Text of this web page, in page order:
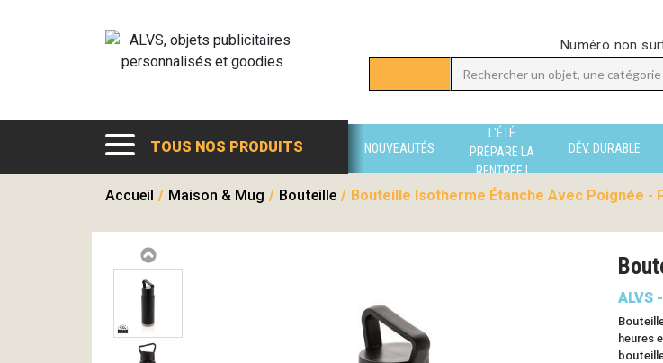
Numéro non
TOUS NOS PRODUITS NOUVEAUTÉS
L'ÉTÉ
PRÉPARE LA
RENTRÉE !
DÉV. DURABLE
Accueil / Maison & Mug / Bouteille / Bouteille Isotherme Étanche Avec Poignée -
ALVS
heures